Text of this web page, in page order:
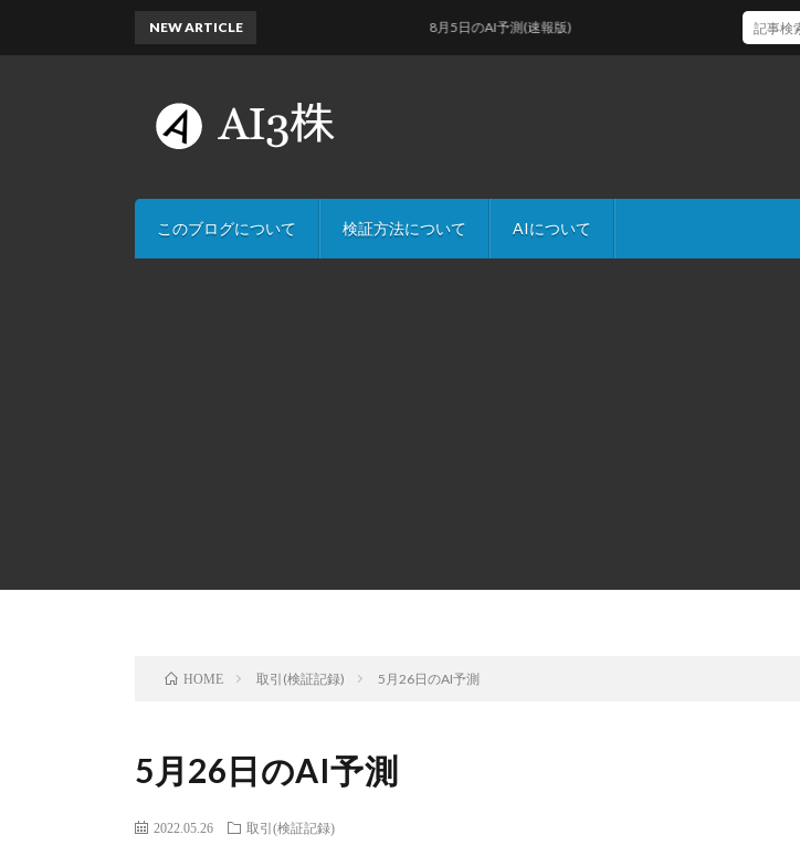
このブログについて 検証方法について AIについて
NEW ARTICLE 8月5日のAI予測(速報版)
HOME 取引(検証記録) 5月26日のAI予測
5月26日のAI予測
2022.05.26 取引(検証記録)